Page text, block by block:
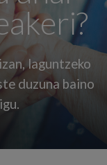
laguntzeko
duzuna baino